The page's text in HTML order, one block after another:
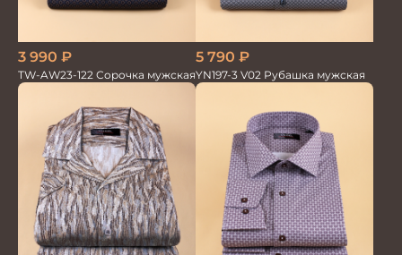
3 990 ₽
TW-AW23-122 Сорочка мужская
5 790 ₽
YN197-3 V02 Рубашка мужская